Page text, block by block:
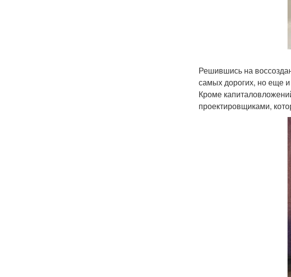
Решившись на
самых дорогих, но еще
Кроме
проектировщиками,